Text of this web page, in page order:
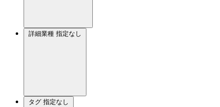
詳細業種 指定なし
タグ 指定なし